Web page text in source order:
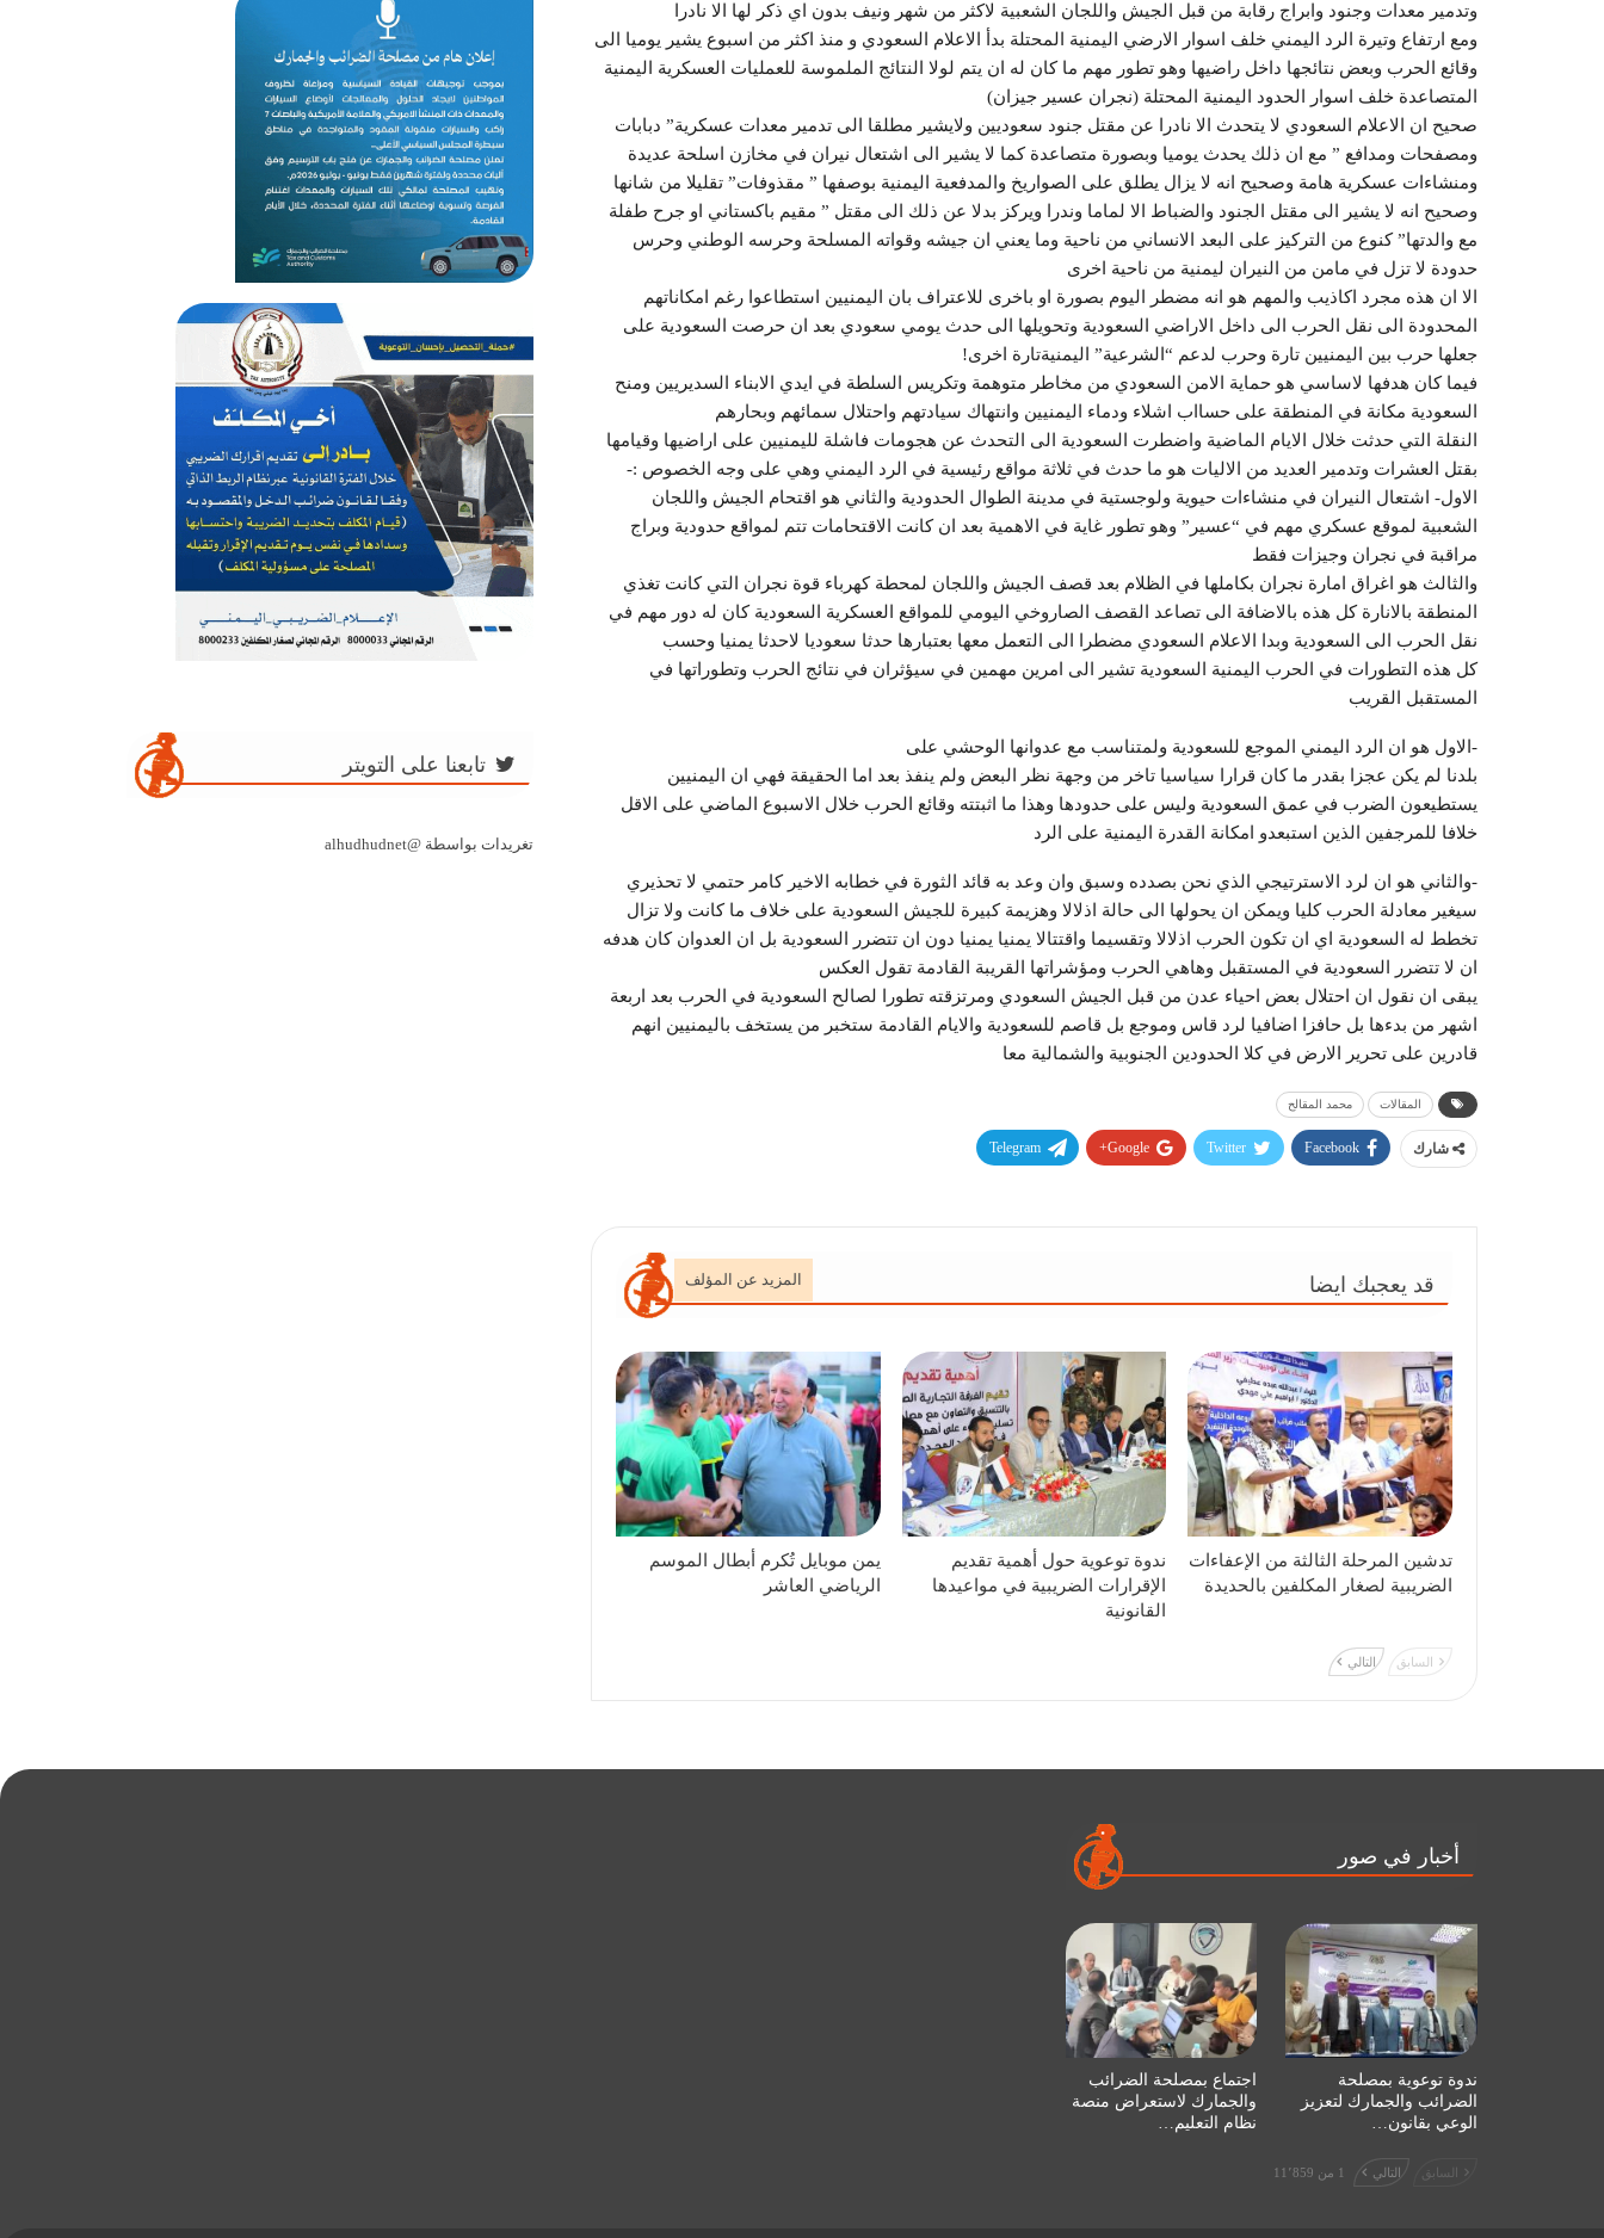
وتدمير معدات وجنود وابراج رقابة من قبل الجيش واللجان الشعبية لاكثر من شهر ونيف بدون اي ذكر لها الا نادرا
ومع ارتفاع وتيرة الرد اليمني خلف اسوار الارضي اليمنية المحتلة بدأ الاعلام السعودي و منذ اكثر من اسبوع يشير يوميا الى
وقائع الحرب وبعض نتائجها داخل راضيها وهو تطور مهم ما كان له ان يتم لولا النتائج الملموسة للعمليات العسكرية اليمنية
المتصاعدة خلف اسوار الحدود اليمنية المحتلة (نجران عسير جيزان)
صحيح ان الاعلام السعودي لا يتحدث الا نادرا عن مقتل جنود سعوديين ولايشير مطلقا الى تدمير معدات عسكرية” دبابات
ومصفحات ومدافع ” مع ان ذلك يحدث يوميا وبصورة متصاعدة كما لا يشير الى اشتعال نيران في مخازن اسلحة عديدة
ومنشاءات عسكرية هامة وصحيح انه لا يزال يطلق على الصواريخ والمدفعية اليمنية بوصفها ” مقذوفات” تقليلا من شانها
وصحيح انه لا يشير الى مقتل الجنود والضباط الا لماما وندرا ويركز بدلا عن ذلك الى مقتل ” مقيم باكستاني او جرح طفلة
مع والدتها” كنوع من التركيز على البعد الانساني من ناحية وما يعني ان جيشه وقواته المسلحة وحرسه الوطني وحرس
حدودة لا تزل في مامن من النيران ليمنية من ناحية اخرى
الا ان هذه مجرد اكاذيب والمهم هو انه مضطر اليوم بصورة او باخرى للاعتراف بان اليمنيين استطاعوا رغم امكاناتهم
المحدودة الى نقل الحرب الى داخل الاراضي السعودية وتحويلها الى حدث يومي سعودي بعد ان حرصت السعودية على
جعلها حرب بين اليمنيين تارة وحرب لدعم “الشرعية” اليمنيةتارة اخرى!
فيما كان هدفها لاساسي هو حماية الامن السعودي من مخاطر متوهمة وتكريس السلطة في ايدي الابناء السديريين ومنح
السعودية مكانة في المنطقة على حسااب اشلاء ودماء اليمنيين وانتهاك سيادتهم واحتلال سمائهم وبحارهم
النقلة التي حدثت خلال الايام الماضية واضطرت السعودية الى التحدث عن هجومات فاشلة لليمنيين على اراضيها وقيامها
بقتل العشرات وتدمير العديد من الاليات هو ما حدث في ثلاثة مواقع رئيسية في الرد اليمني وهي على وجه الخصوص :-
الاول- اشتعال النيران في منشاءات حيوية ولوجستية في مدينة الطوال الحدودية والثاني هو اقتحام الجيش واللجان
الشعبية لموقع عسكري مهم في “عسير” وهو تطور غاية في الاهمية بعد ان كانت الاقتحامات تتم لمواقع حدودية وبراج
مراقبة في نجران وجيزات فقط
والثالث هو اغراق امارة نجران بكاملها في الظلام بعد قصف الجيش واللجان لمحطة كهرباء قوة نجران التي كانت تغذي
المنطقة بالانارة كل هذه بالاضافة الى تصاعد القصف الصاروخي اليومي للمواقع العسكرية السعودية كان له دور مهم في
نقل الحرب الى السعودية وبدا الاعلام السعودي مضطرا الى التعمل معها بعتبارها حدثا سعوديا لاحدثا يمنيا وحسب
كل هذه التطورات في الحرب اليمنية السعودية تشير الى امرين مهمين في سيؤثران في نتائج الحرب وتطوراتها في
المستقبل القريب
-الاول هو ان الرد اليمني الموجع للسعودية ولمتناسب مع عدوانها الوحشي على
بلدنا لم يكن عجزا بقدر ما كان قرارا سياسيا تاخر من وجهة نظر البعض ولم ينفذ بعد اما الحقيقة فهي ان اليمنيين
يستطيعون الضرب في عمق السعودية وليس على حدودها وهذا ما اثبتته وقائع الحرب خلال الاسبوع الماضي على الاقل
خلافا للمرجفين الذين استبعدو امكانة القدرة اليمنية على الرد
-والثاني هو ان لرد الاسترتيجي الذي نحن بصدده وسبق وان وعد به قائد الثورة في خطابه الاخير كامر حتمي لا تحذيري
سيغير معادلة الحرب كليا ويمكن ان يحولها الى حالة اذلالا وهزيمة كبيرة للجيش السعودية على خلاف ما كانت ولا تزال
تخطط له السعودية اي ان تكون الحرب اذلالا وتقسيما واقتتالا يمنيا يمنيا دون ان تتضرر السعودية بل ان العدوان كان هدفه
ان لا تتضرر السعودية في المستقبل وهاهي الحرب ومؤشراتها القريبة القادمة تقول العكس
يبقى ان نقول ان احتلال بعض احياء عدن من قبل الجيش السعودي ومرتزقته تطورا لصالح السعودية في الحرب بعد اربعة
اشهر من بدءها بل حافزا اضافيا لرد قاس وموجع بل قاصم للسعودية والايام القادمة ستخبر من يستخف باليمنيين انهم
قادرين على تحرير الارض في كلا الحدودين الجنوبية والشمالية معا
المقالات محمد المقالح
شارك Facebook
Twitter
Google+
Telegram
قد يعجبك ايضا المزيد عن المؤلف
تدشين المرحلة الثالثة من الإعفاءات
الضريبية لصغار المكلفين بالحديدة
ندوة توعوية حول أهمية تقديم
الإقرارات الضريبية في مواعيدها
القانونية
يمن موبايل تُكرم أبطال الموسم
الرياضي العاشر
السابق التالي
تابعنا على التويتر
تغريدات بواسطة @alhudhudnet
أخبار في صور
ندوة توعوية بمصلحة
الضرائب والجمارك لتعزيز
الوعي بقانون…
اجتماع بمصلحة الضرائب
والجمارك لاستعراض منصة
نظام التعليم…
السابق التالي 1 من 11٬859